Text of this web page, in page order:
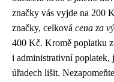
značky vás vyjde na 200
značky, celková cena za
400 Kč. Kromě poplatku
i administrativní poplatek,
úřadech lišit.